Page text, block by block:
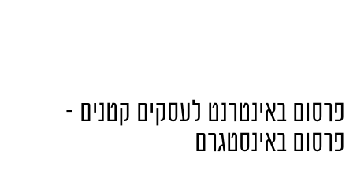
פרסום באינטרנט לעסקים קטנים –
פרסום באינסטגרם